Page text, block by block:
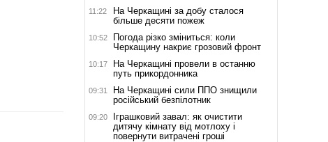
11:22
На Черкащині за добу сталося
більше десяти пожеж
10:52
Погода різко зміниться: коли
Черкащину накриє грозовий фронт
10:17
На Черкащині провели в останню
путь прикордонника
09:31
На Черкащині сили ППО знищили
російський безпілотник
09:20
Іграшковий завал: як очистити
дитячу кімнату від мотлоху і
повернути витрачені гроші